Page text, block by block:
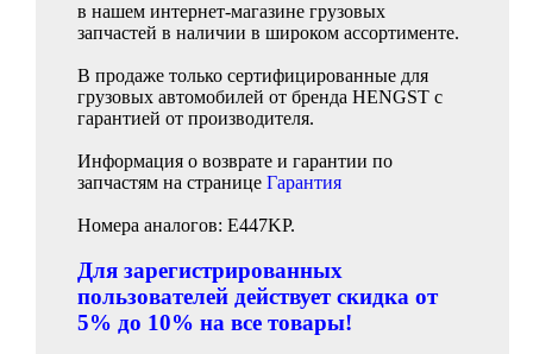
в нашем интернет-магазине грузовых
запчастей в наличии в широком ассортименте.
В продаже только сертифицированные для
грузовых автомобилей от бренда HENGST с
гарантией от производителя.
Информация о возврате и гарантии по
запчастям на странице Гарантия
Номера аналогов: E447KP.
Для зарегистрированных
пользователей действует скидка от
5% до 10% на все товары!